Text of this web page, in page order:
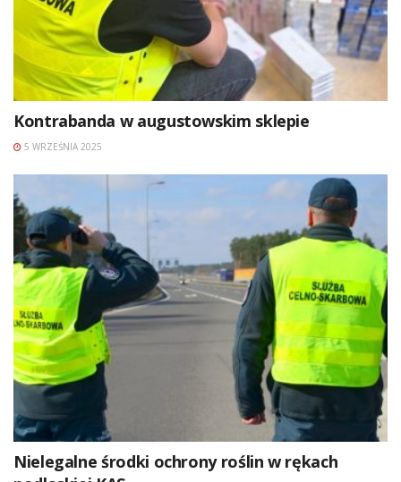
Kontrabanda w augustowskim sklepie
5 WRZEŚNIA 2025
Nielegalne środki ochrony roślin w rękach